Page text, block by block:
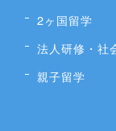
2ヶ国留学
法人研修・社
親子留学